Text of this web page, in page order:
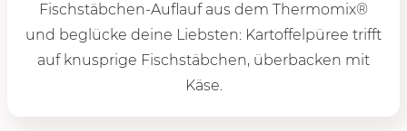
Fischstäbchen-Auflauf aus dem Thermomix®
und beglücke deine Liebsten: Kartoffelpüree trifft
auf knusprige Fischstäbchen, überbacken mit
Käse.